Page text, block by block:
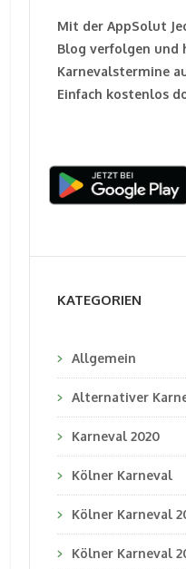
Mit der AppSolut
Blog verfolgen und
Karnevalstermine
Einfach kostenlos
KATEGORIEN
Allgemein
Alternativer
Karneval 2020
Kölner Karneval
Kölner Karneval
Kölner Karneval